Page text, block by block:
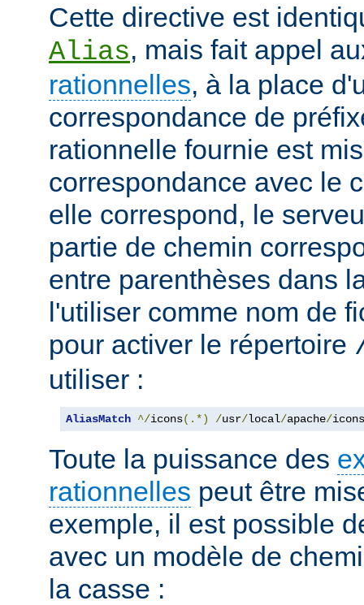
Cette directive est
Alias, mais fait appel
rationnelles, à la place
correspondance de
rationnelle fournie est
correspondance avec le
elle correspond, le
partie de chemin
entre parenthèses dans
l'utiliser comme nom de
pour activer le répertoire
utiliser :
AliasMatch ^/icons(.*) /usr/local/apache/
Toute la puissance des
rationnelles peut être
exemple, il est possible
avec un modèle de
la casse :